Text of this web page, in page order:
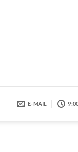
E-MAIL